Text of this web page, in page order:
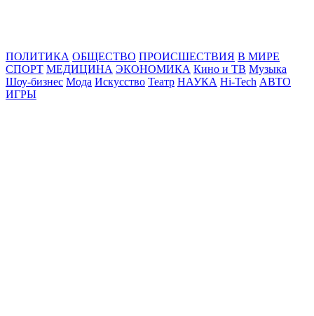
ПОЛИТИКА ОБЩЕСТВО ПРОИСШЕСТВИЯ В МИРЕ
СПОРТ МЕДИЦИНА ЭКОНОМИКА Кино и ТВ Музыка
Шоу-бизнес Мода Искусство Театр НАУКА Hi-Tech АВТО
ИГРЫ